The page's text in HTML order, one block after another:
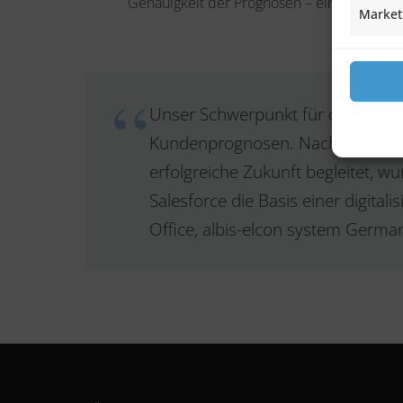
Unser Schwerpunkt für die
Kundenprognosen. Nach langer
erfolgreiche Zukunft begleitet,
Salesforce die Basis einer
Office, albis-elcon system